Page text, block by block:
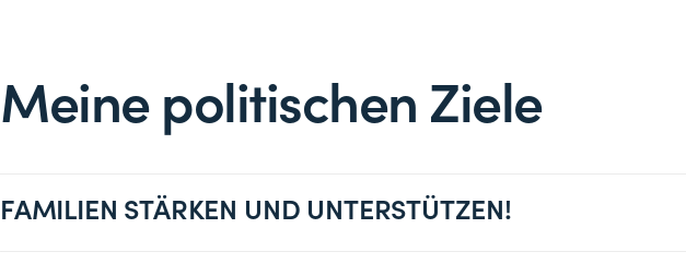
Meine politischen Ziele
FAMILIEN STÄRKEN UND UNTERSTÜTZEN!